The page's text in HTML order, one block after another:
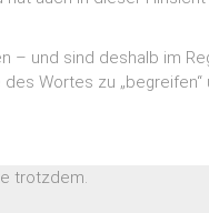
– und sind deshalb im
Wortes zu
trotzdem.